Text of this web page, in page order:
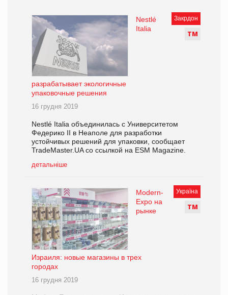
Закрдон
ТМ
Nestlé
Italia
разрабатывает экологичные
упаковочные решения
16 грудня 2019
Nestlé Italia объединилась с Университетом
Федерико II в Неаполе для разработки
устойчивых решений для упаковки, сообщает
TradeMaster.UA со ссылкой на ESM Magazine.
детальніше
Україна
ТМ
Modern-
Expo на
рынке
Израиля: новые магазины в трех
городах
16 грудня 2019